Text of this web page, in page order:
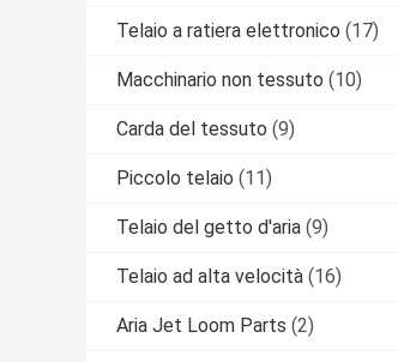
Telaio a ratiera elettronico (17)
Macchinario non tessuto (10)
Carda del tessuto (9)
Piccolo telaio (11)
Telaio del getto d'aria (9)
Telaio ad alta velocità (16)
Aria Jet Loom Parts (2)